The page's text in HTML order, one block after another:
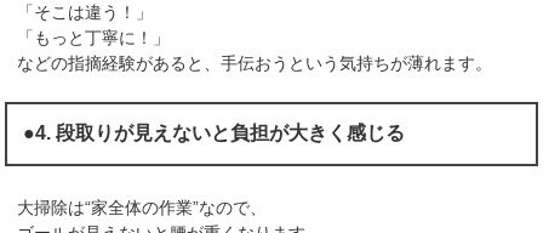
「そこは違う！」
「もっと丁寧に！」
などの指摘経験があると、手伝おうという気持ちが薄れます。
●4. 段取りが見えないと負担が大きく感じる
大掃除は“家全体の作業”なので、